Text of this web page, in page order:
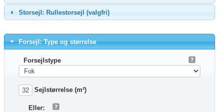
Storsejl: Rullestorsejl (valgfri)
Forsejl: Type og størrelse
Forsejlstype
Sejlstørrelse (m²)
Eller: